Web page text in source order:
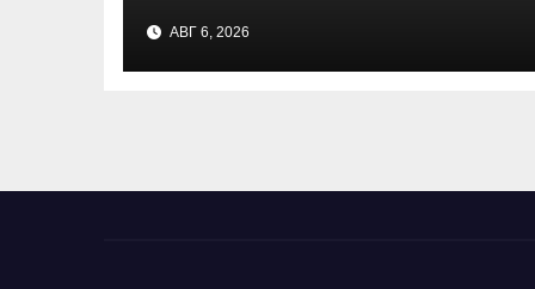
уничтожены за ночь над
регионами России —
подробности
АВГ 6, 2026